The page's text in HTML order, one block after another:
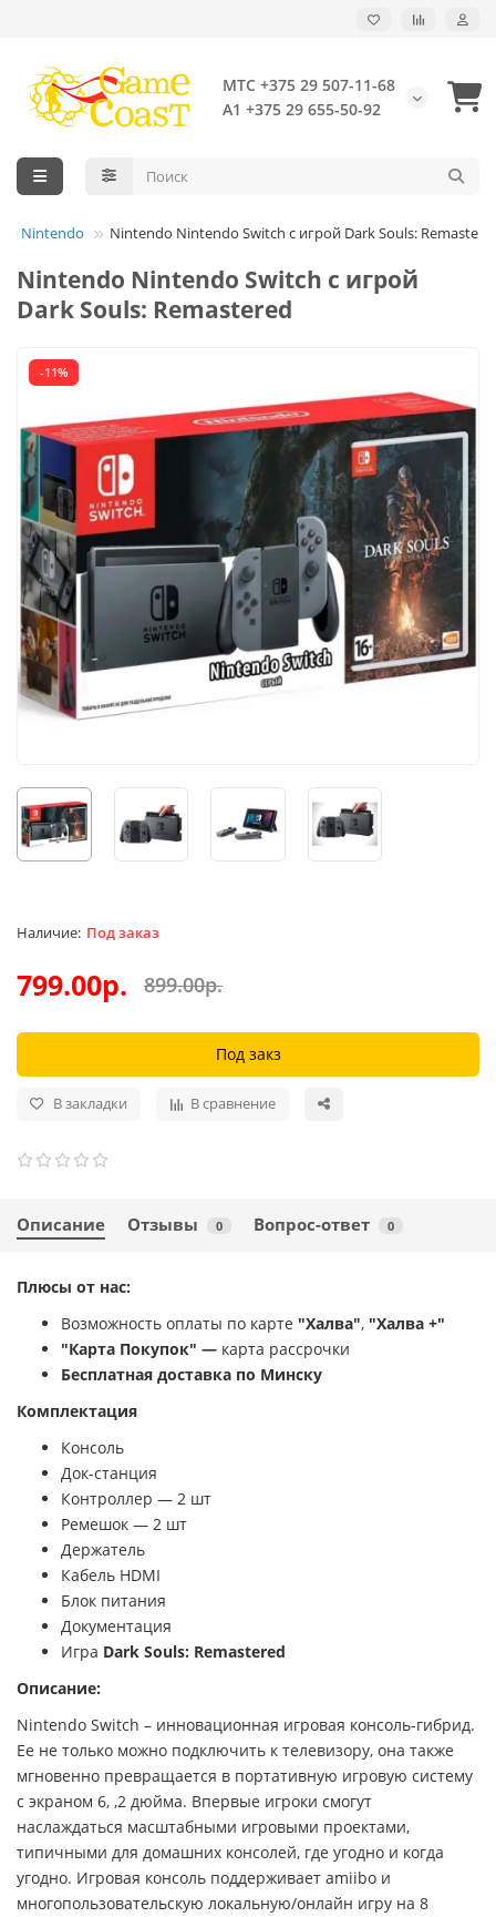
МТС +375 29 507-11-68
А1 +375 29 655-50-92
Nintendo Nintendo Nintendo Switch с игрой Dark Souls:
Nintendo Nintendo Switch с игрой
Dark Souls: Remastered
-11%
Под заказ
799.00р. 899.00р.
Под закз
В закладки В сравнение
Описание Отзывы 0 Вопрос-ответ 0
Плюсы от нас:
Возможность оплаты по карте "Халва", "Халва +"
"Карта Покупок" — карта рассрочки
Бесплатная доставка по Минску
Комплектация
Консоль
Док-станция
Контроллер — 2 шт
Ремешок — 2 шт
Держатель
Кабель HDMI
Блок питания
Документация
Игра Dark Souls: Remastered
Описание:
Nintendo Switch – инновационная игровая консоль-гибрид.
Ее не только можно подключить к телевизору, она также
мгновенно превращается в портативную игровую систему
с экраном 6, ,2 дюйма. Впервые игроки смогут
наслаждаться масштабными игровыми проектами,
типичными для домашних консолей, где угодно и когда
угодно. Игровая консоль поддерживает amiibo и
многопользовательскую локальную/онлайн игру на 8